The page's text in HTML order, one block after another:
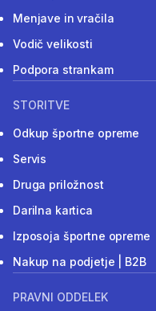
Menjave in vračila
Vodič velikosti
Podpora strankam
STORITVE
Odkup športne opreme
Servis
Druga priložnost
Darilna kartica
Izposoja športne opreme
Nakup na podjetje | B2B
PRAVNI ODDELEK